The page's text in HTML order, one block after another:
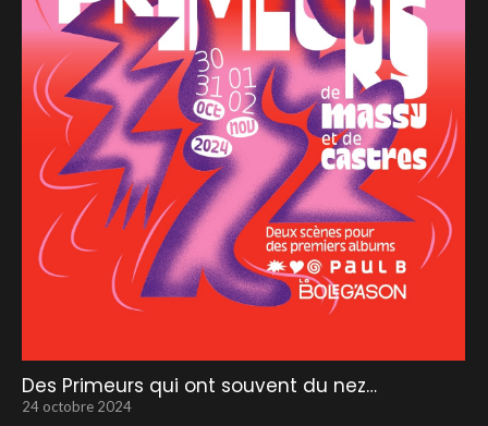
Des Primeurs qui ont souvent du nez…
24 octobre 2024